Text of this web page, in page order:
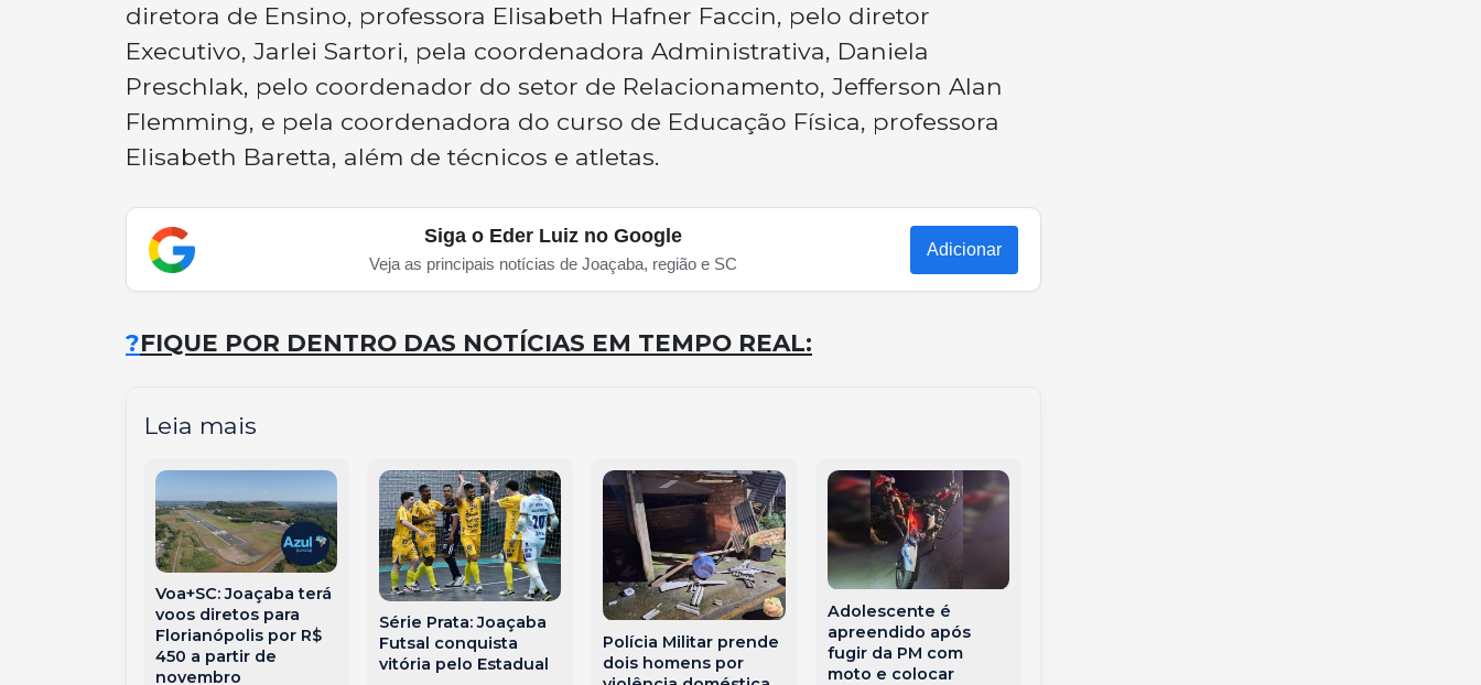
diretora de Ensino, professora Elisabeth Hafner Faccin, pelo diretor
Executivo, Jarlei Sartori, pela coordenadora Administrativa, Daniela
Preschlak, pelo coordenador do setor de Relacionamento, Jefferson Alan
Flemming, e pela coordenadora do curso de Educação Física, professora
Elisabeth Baretta, além de técnicos e atletas.
Siga o Eder Luiz no Google
Veja as principais notícias de Joaçaba, região e SC
Adicionar
?FIQUE POR DENTRO DAS NOTÍCIAS EM TEMPO REAL:
Leia mais
Voa+SC: Joaçaba terá
voos diretos para
Florianópolis por R$
450 a partir de
novembro
Série Prata: Joaçaba
Futsal conquista
vitória pelo Estadual
Polícia Militar prende
dois homens por
Adolescente é
apreendido após
fugir da PM com
moto e colocar